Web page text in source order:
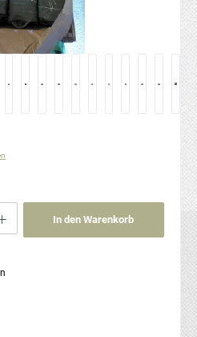
Wert ein oder benutze die Schaltflächen um die
In den Warenkorb